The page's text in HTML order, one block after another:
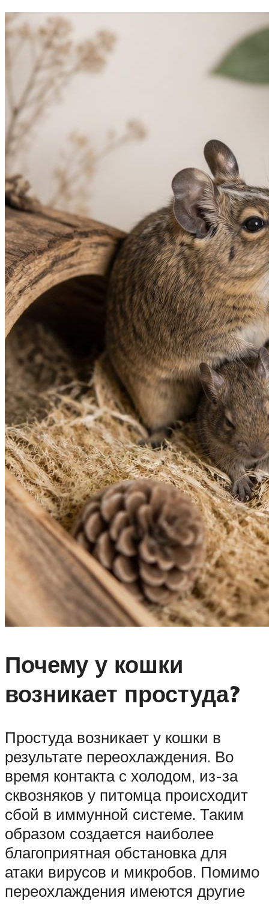
Почему у кошки
возникает простуда?
Простуда возникает у кошки в
результате переохлаждения. Во
время контакта с холодом, из-за
сквозняков у питомца происходит
сбой в иммунной системе. Таким
образом создается наиболее
благоприятная обстановка для
атаки вирусов и микробов. Помимо
переохлаждения имеются другие